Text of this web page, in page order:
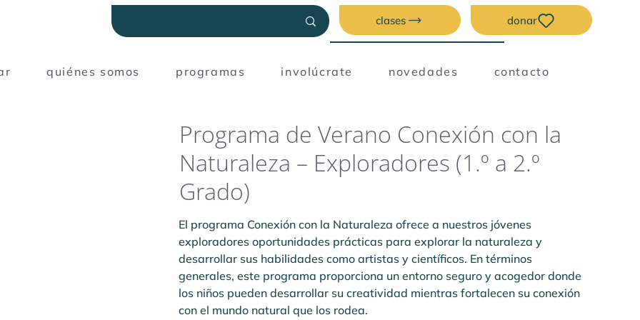
quiénes somos programas involúcrate novedades contacto
clases donar
Programa de Verano Conexión con la
Naturaleza – Exploradores (1.º a 2.º
Grado)
El programa Conexión con la Naturaleza ofrece a nuestros jóvenes
exploradores oportunidades prácticas para explorar la naturaleza y
desarrollar sus habilidades como artistas y científicos. En términos
generales, este programa proporciona un entorno seguro y acogedor donde
los niños pueden desarrollar su creatividad mientras fortalecen su conexión
con el mundo natural que los rodea.